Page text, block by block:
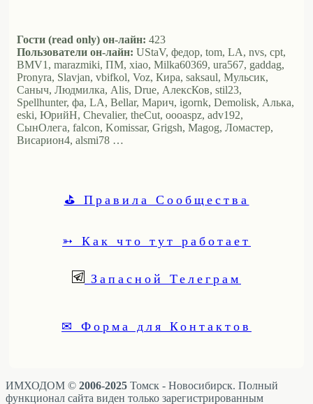
Гости (read only) он-лайн: 423
Пользователи он-лайн: UStaV, федор, tom, LA, nvs, cpt,
BMV1, marazmiki, ПМ, xiao, Milka60369, ura567, gaddag,
Pronyra, Slavjan, vbifkol, Voz, Кира, saksaul, Мульсик,
Саныч, Людмилка, Alis, Drue, АлексКов, stil23,
Spellhunter, фа, LA, Bellar, Марич, igornk, Demolisk, Алька,
eski, ЮрийН, Chevalier, theCut, oooaspz, adv192,
СынОлега, falcon, Komissar, Grigsh, Magog, Ломастер,
Висариoн4, alsmi78 …
⛳ Правила Сообщества
➳ Как что тут работает
Запасной Телеграм
✉ Форма для Контактов
ИМХОДОМ © 2006-2025 Томск - Новосибирск. Полный
функционал сайта виден только зарегистрированным